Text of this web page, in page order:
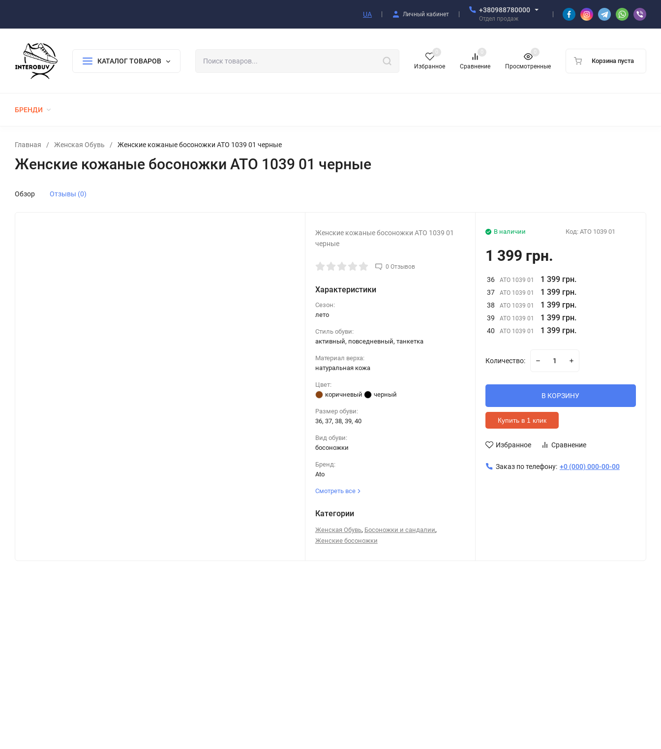
UA Личный кабинет
+380988780000
Отдел продаж
КАТАЛОГ ТОВАРОВ
Избранное
0
Сравнение
0
Просмотренные
0
Корзина пуста
БРЕНДИ
Главная / Женская Обувь / Женские кожаные босоножки ATO 1039 01 черные
Женские кожаные босоножки ATO 1039 01 черные
Обзор Отзывы (0)
Женские кожаные босоножки ATO 1039 01
черные
0 Отзывов
Характеристики
Сезон:
лето
Стиль обуви:
активный, повседневный, танкетка
Материал верха:
натуральная кожа
Цвет:
коричневый
черный
Размер обуви:
36, 37, 38, 39, 40
Вид обуви:
босоножки
Бренд:
Ato
Смотреть все
Категории
Женская Обувь, Босоножки и сандалии,
Женские босоножки
В наличии Код: ATO 1039 01
1 399 грн.
36 ATO 1039 01 1 399 грн.
37 ATO 1039 01 1 399 грн.
38 ATO 1039 01 1 399 грн.
39 ATO 1039 01 1 399 грн.
40 ATO 1039 01 1 399 грн.
Количество:
В КОРЗИНУ
Купить в 1 клик
Избранное Сравнение
Заказ по телефону: +0 (000) 000-00-00